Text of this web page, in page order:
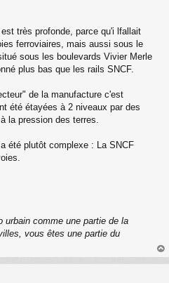
très profonde, parce qu'i lfallait
ferroviaires, mais aussi sous le
sous les boulevards Vivier Merle
plus bas que les rails SNCF.
de la manufacture c'est
été étayées à 2 niveaux par des
la pression des terres.
été plutôt complexe : La SNCF
comme une partie de la
vous êtes une partie du
au